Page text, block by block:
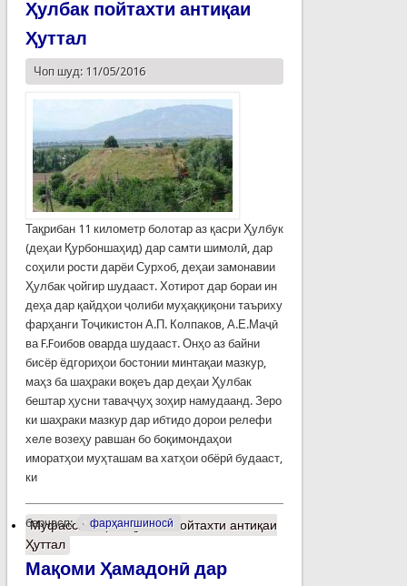
Ҳулбак пойтахти антиқаи
Ҳуттал
Чоп шуд: 11/05/2016
Тақрибан 11 километр болотар аз қасри Ҳулбук
(деҳаи Қурбоншаҳид) дар самти шимолӣ, дар
соҳили рости дарёи Сурхоб, деҳаи замонавии
Ҳулбак ҷойгир шудааст. Хотирот дар бораи ин
деҳа дар қайдҳои ҷолиби муҳаққиқони таъриху
фарҳанги Тоҷикистон А.П. Колпаков, А.Е.Маҷӣ
ва F.Fоибов оварда шудааст. Онҳо аз байни
бисёр ёдгориҳои бостонии минтақаи мазкур,
маҳз ба шаҳраки воқеъ дар деҳаи Ҳулбак
бештар ҳусни таваҷҷуҳ зоҳир намудаанд. Зеро
ки шаҳраки мазкур дар ибтидо дорои релефи
хеле возеҳу равшан бо боқимондаҳои
иморатҳои муҳташам ва хатҳои обёрӣ будааст,
ки
барчасп: фарҳангшиносӣ
Муфассалтаро Ҳулбак пойтахти антиқаи
Ҳуттал
Мақоми Ҳамадонӣ дар